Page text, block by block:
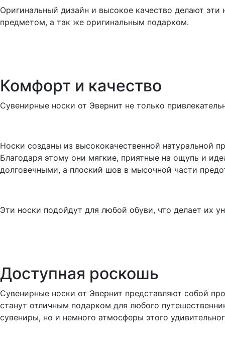
Оригинальный дизайн и высокое качество делают
предметом, а так же оригинальным подарком.
Комфорт и качество
Сувенирные носки от Эвернит не только
Носки созданы из высококачественной натуральной
Благодаря этому они мягкие, приятные на ощупь и
долговечными, а плоский шов в мысочной части
Эти носки подойдут для любой обуви, что делает их
Доступная роскошь
Сувенирные носки от Эвернит представляют собой
станут отличным подарком для любого
сувениры, но и немного атмосферы этого